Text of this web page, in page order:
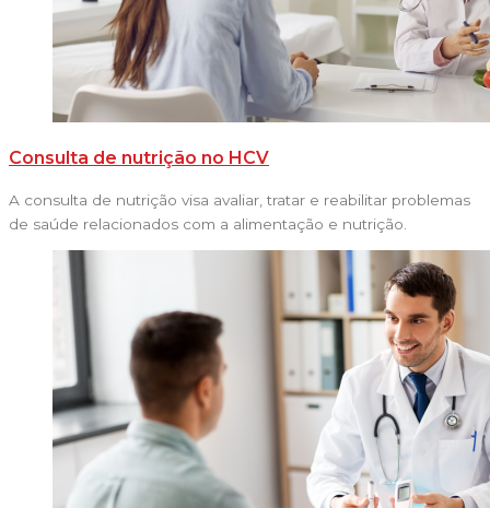
Consulta de nutrição no HCV
A consulta de nutrição visa avaliar, tratar e reabilitar problemas
de saúde relacionados com a alimentação e nutrição.